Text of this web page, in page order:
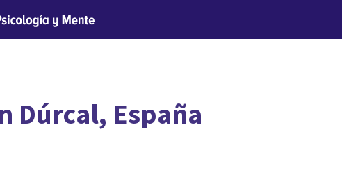
adecuado?
Dúrcal, España